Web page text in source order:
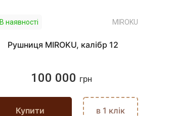
В наявності MIROKU
Рушниця MIROKU, калібр 12
100 000 грн
Купити в 1 клік